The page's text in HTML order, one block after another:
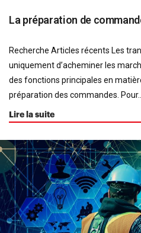
La préparation de
Recherche Articles récents Les
uniquement d’acheminer les
des fonctions principales en
préparation des commandes.
Lire la suite